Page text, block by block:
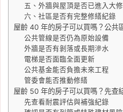
五、外牆與屋頂是否已進入大
六、社區是否有完整修繕紀錄
屋齡 40 年的房子可以買嗎？公共
公共管線是否仍為原始設備
外牆是否有剝落或長期滲水
電梯是否面臨全面更新
公共基金能否負擔未來工程
管委會能否推動修繕
屋齡 50 年的房子可以買嗎？先查
先查看耐震評估與補強紀錄